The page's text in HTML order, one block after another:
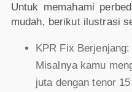
Untuk memahami
mudah, berikut ilustrasi
KPR Fix Berjenjang:
Misalnya kamu
juta dengan tenor